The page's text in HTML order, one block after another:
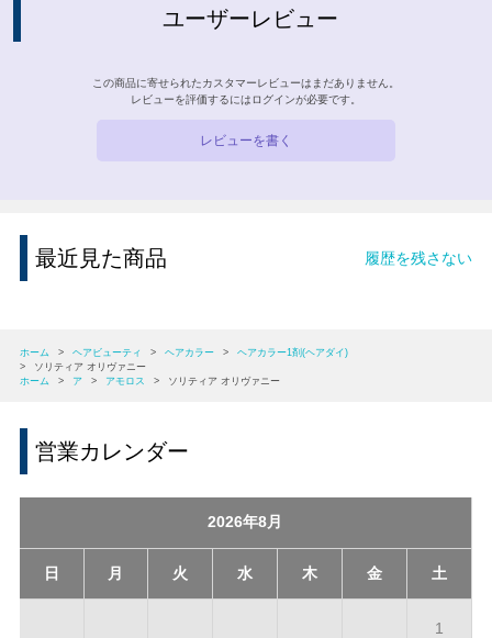
ユーザーレビュー
この商品に寄せられたカスタマーレビューはまだありません。
レビューを評価するには ログインが必要です。
レビューを書く
最近見た商品 履歴を残さない
ホーム > ヘアビューティ > ヘアカラー >
ヘアカラー1剤(ヘアダイ)
>
ソリティア オリヴァニー
ホーム
> ア > アモロス > ソリティア オリヴァニー
営業カレンダー
2026年8月
日 月 火 水 木 金 土
1